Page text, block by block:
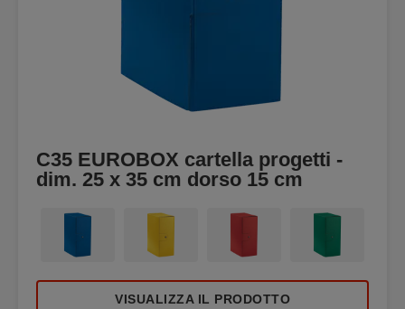
C35 EUROBOX cartella progetti -
dim. 25 x 35 cm dorso 15 cm
VISUALIZZA IL PRODOTTO